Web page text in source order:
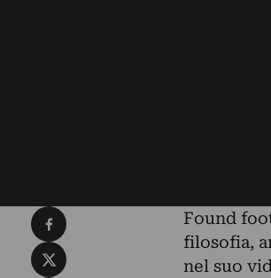
Found
filosofia,
nel suo
Condividi su Facebook
Condividi su X